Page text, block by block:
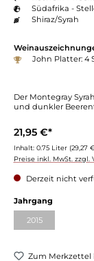
Südafrika -
Shiraz/Syrah
John Platter: 4
Der Montegray
und dunkler
21,95 €*
Inhalt: 0.75 Liter (29,27
Preise inkl. MwSt. zzgl.
Derzeit nicht
Jahrgang
2015
Zum